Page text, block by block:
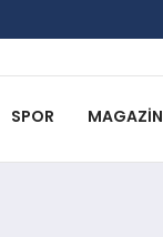
SPOR MAGAZIN